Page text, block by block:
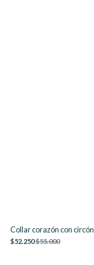
Collar corazón con circón
$52.250$55.000